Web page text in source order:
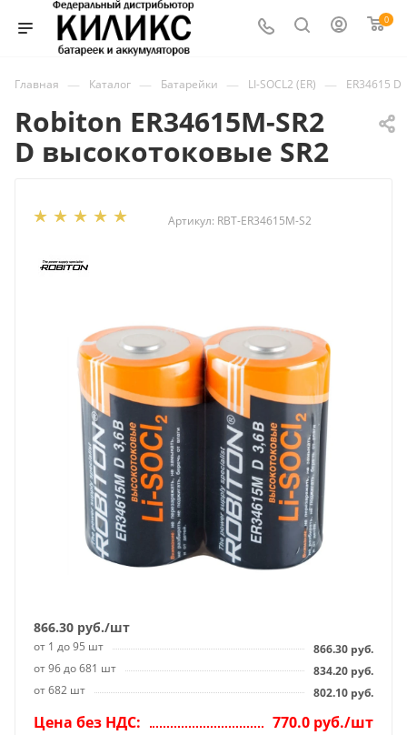
0
Главная — Каталог — Батарейки — LI-SOCL2 (ER) — ER34615 D
Robiton ER34615M-SR2
D высокотоковые SR2
Артикул: RBT-ER34615M-S2
866.30 руб./шт
от 1 до 95 шт 866.30 руб.
от 96 до 681 шт
834.20 руб.
от 682 шт
802.10 руб.
Цена без НДС: 770.0 руб./шт